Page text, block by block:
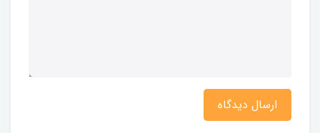
ارسال دیدگاه